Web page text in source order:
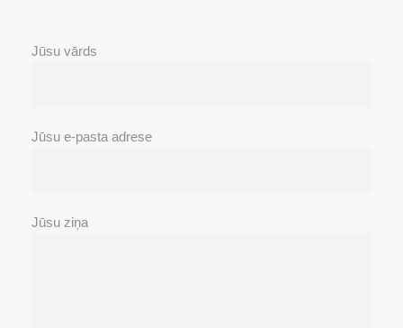
Jūsu vārds
Jūsu e-pasta adrese
Jūsu ziņa